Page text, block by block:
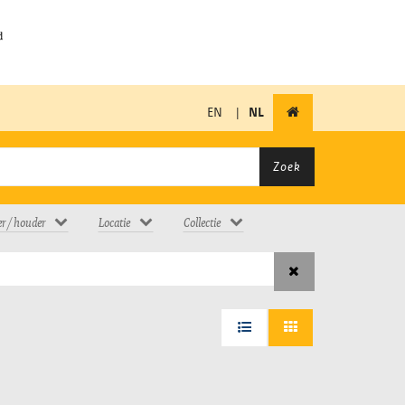
EN | NL
Zoek
/ houder Locatie Collectie